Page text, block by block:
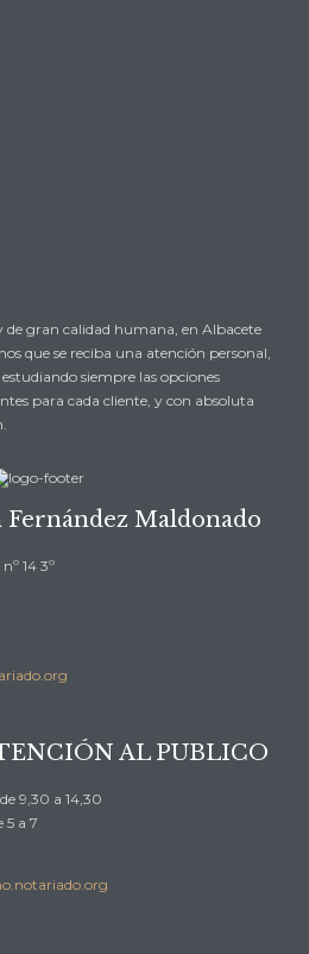
de gran calidad humana, en Albacete
que se reciba una atención personal,
siempre las opciones
para cada cliente, y con absoluta
Maldonado
14 3º
AL PUBLICO
9,30 a 14,30
5 a 7